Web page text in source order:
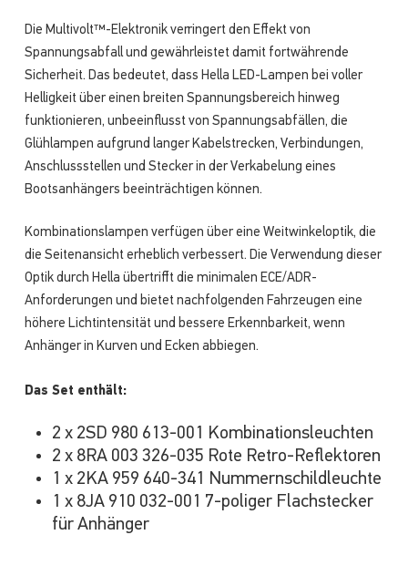
Die Multivolt™-Elektronik verringert den Effekt von
Spannungsabfall und gewährleistet damit fortwährende
Sicherheit. Das bedeutet, dass Hella LED-Lampen bei voller
Helligkeit über einen breiten Spannungsbereich hinweg
funktionieren, unbeeinflusst von Spannungsabfällen, die
Glühlampen aufgrund langer Kabelstrecken, Verbindungen,
Anschlussstellen und Stecker in der Verkabelung eines
Bootsanhängers beeinträchtigen können.
Kombinationslampen verfügen über eine Weitwinkeloptik, die
die Seitenansicht erheblich verbessert. Die Verwendung dieser
Optik durch Hella übertrifft die minimalen ECE/ADR-
Anforderungen und bietet nachfolgenden Fahrzeugen eine
höhere Lichtintensität und bessere Erkennbarkeit, wenn
Anhänger in Kurven und Ecken abbiegen.
Das Set enthält:
2 x 2SD 980 613-001 Kombinationsleuchten
2 x 8RA 003 326-035 Rote Retro-Reflektoren
1 x 2KA 959 640-341 Nummernschildleuchte
1 x 8JA 910 032-001 7-poliger Flachstecker
für Anhänger